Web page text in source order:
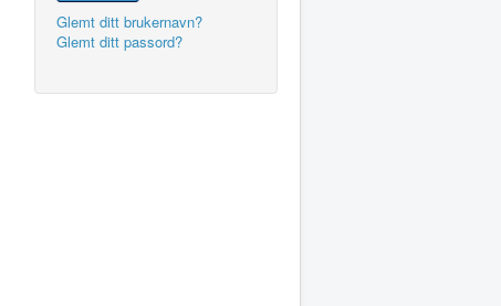
Glemt ditt brukernavn?
Glemt ditt passord?